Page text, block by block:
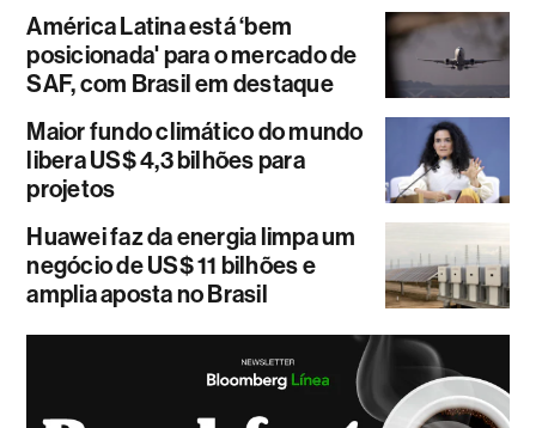
América Latina está ‘bem
posicionada' para o mercado de
SAF, com Brasil em destaque
Maior fundo climático do mundo
libera US$ 4,3 bilhões para
projetos
Huawei faz da energia limpa um
negócio de US$ 11 bilhões e
amplia aposta no Brasil